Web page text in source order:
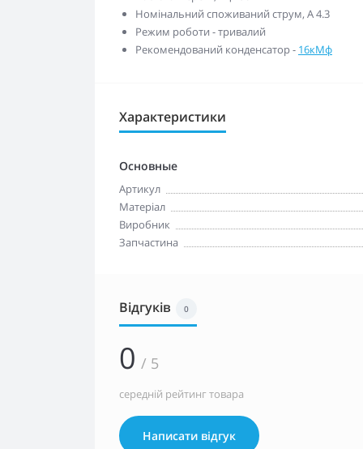
Номінальний споживаний струм, А 4.3
Режим роботи - тривалий
Рекомендований конденсатор - 16кМф
Характеристики
Основные
Артикул
Матеріал
Виробник
Запчастина
Відгуків 0
0 / 5
середній рейтинг товара
Написати відгук